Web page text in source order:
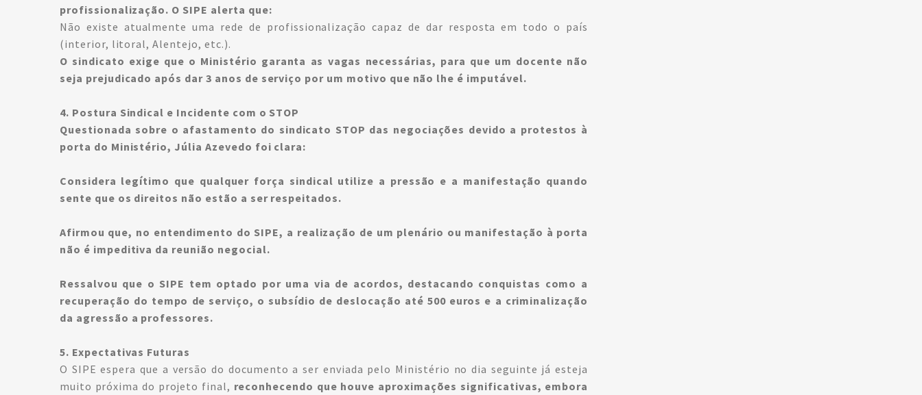
profissionalização. O SIPE alerta que:
Não existe atualmente uma rede de profissionalização capaz de dar resposta em todo o país
(interior, litoral, Alentejo, etc.).
O sindicato exige que o Ministério garanta as vagas necessárias, para que um docente não
seja prejudicado após dar 3 anos de serviço por um motivo que não lhe é imputável.
4. Postura Sindical e Incidente com o STOP
Questionada sobre o afastamento do sindicato STOP das negociações devido a protestos à
porta do Ministério, Júlia Azevedo foi clara:
Considera legítimo que qualquer força sindical utilize a pressão e a manifestação quando
sente que os direitos não estão a ser respeitados.
Afirmou que, no entendimento do SIPE, a realização de um plenário ou manifestação à porta
não é impeditiva da reunião negocial.
Ressalvou que o SIPE tem optado por uma via de acordos, destacando conquistas como a
recuperação do tempo de serviço, o subsídio de deslocação até 500 euros e a criminalização
da agressão a professores.
5. Expectativas Futuras
O SIPE espera que a versão do documento a ser enviada pelo Ministério no dia seguinte já esteja
muito próxima do projeto final, reconhecendo que houve aproximações significativas, embora